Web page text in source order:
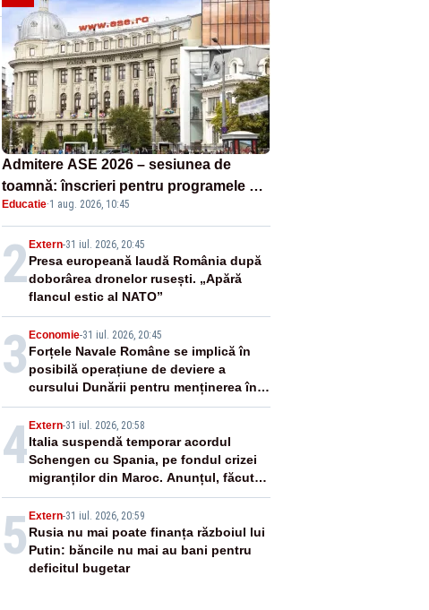
Admitere ASE 2026 – sesiunea de
toamnă: înscrieri pentru programele de
licență, masterat și doctorat
Educatie·1 aug. 2026, 10:45
2Extern-31 iul. 2026, 20:45
Presa europeană laudă România după
doborârea dronelor rusești. „Apără
flancul estic al NATO”
3 Economie-31 iul. 2026, 20:45
Forțele Navale Române se implică în
posibilă operațiune de deviere a
cursului Dunării pentru menținerea în
funcțiune a Unității 2 de la Cernavodă
4Extern-31 iul. 2026, 20:58
Italia suspendă temporar acordul
Schengen cu Spania, pe fondul crizei
migranților din Maroc. Anunțul, făcut
de premierul Giorgia Meloni
5 Extern-31 iul. 2026, 20:59
Rusia nu mai poate finanța războiul lui
Putin: băncile nu mai au bani pentru
deficitul bugetar